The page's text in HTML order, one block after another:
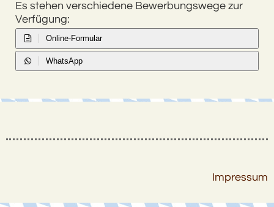
Es stehen verschiedene Bewerbungswege zur
Verfügung:
Online-Formular
WhatsApp
Impressum